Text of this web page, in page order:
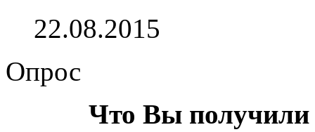
22.08.2015
Опрос
Что Вы получили